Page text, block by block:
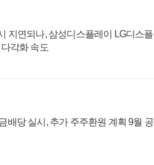
지연되나, 삼성디스플레이 LG디스플
각화 속도
배당 실시, 추가 주주환원 계획 9월 공